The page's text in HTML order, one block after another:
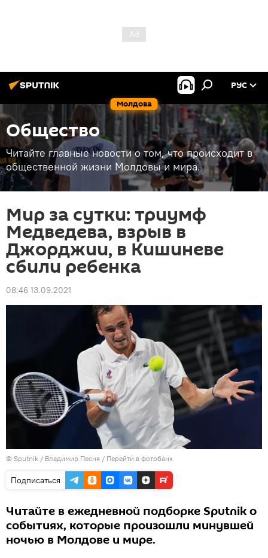
Молдова
РУС
Общество
Читайте главные новости о том, что происходит в
общественной жизни Молдовы и мира.
Мир за сутки: триумф
Медведева, взрыв в
Джорджии, в Кишиневе
сбили ребенка
08:46 13.09.2021
© Sputnik / Владимир Песня / Перейти в фотобанк
Подписаться
Читайте в ежедневной подборке Sputnik о
событиях, которые произошли минувшей
ночью в Молдове и мире.